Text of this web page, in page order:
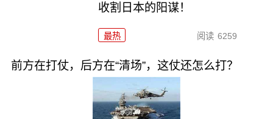
收割日本的阳谋！
最热 阅读 6259
前方在打仗，后方在“清场”，这仗还怎么打？